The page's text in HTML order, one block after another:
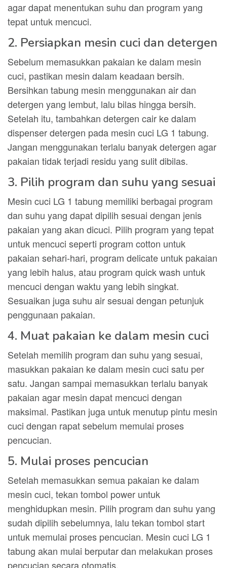
agar dapat menentukan suhu dan program yang
tepat untuk mencuci.
2. Persiapkan mesin cuci dan detergen
Sebelum memasukkan pakaian ke dalam mesin
cuci, pastikan mesin dalam keadaan bersih.
Bersihkan tabung mesin menggunakan air dan
detergen yang lembut, lalu bilas hingga bersih.
Setelah itu, tambahkan detergen cair ke dalam
dispenser detergen pada mesin cuci LG 1 tabung.
Jangan menggunakan terlalu banyak detergen agar
pakaian tidak terjadi residu yang sulit dibilas.
3. Pilih program dan suhu yang sesuai
Mesin cuci LG 1 tabung memiliki berbagai program
dan suhu yang dapat dipilih sesuai dengan jenis
pakaian yang akan dicuci. Pilih program yang tepat
untuk mencuci seperti program cotton untuk
pakaian sehari-hari, program delicate untuk pakaian
yang lebih halus, atau program quick wash untuk
mencuci dengan waktu yang lebih singkat.
Sesuaikan juga suhu air sesuai dengan petunjuk
penggunaan pakaian.
4. Muat pakaian ke dalam mesin cuci
Setelah memilih program dan suhu yang sesuai,
masukkan pakaian ke dalam mesin cuci satu per
satu. Jangan sampai memasukkan terlalu banyak
pakaian agar mesin dapat mencuci dengan
maksimal. Pastikan juga untuk menutup pintu mesin
cuci dengan rapat sebelum memulai proses
pencucian.
5. Mulai proses pencucian
Setelah memasukkan semua pakaian ke dalam
mesin cuci, tekan tombol power untuk
menghidupkan mesin. Pilih program dan suhu yang
sudah dipilih sebelumnya, lalu tekan tombol start
untuk memulai proses pencucian. Mesin cuci LG 1
tabung akan mulai berputar dan melakukan proses
pencucian secara otomatis.